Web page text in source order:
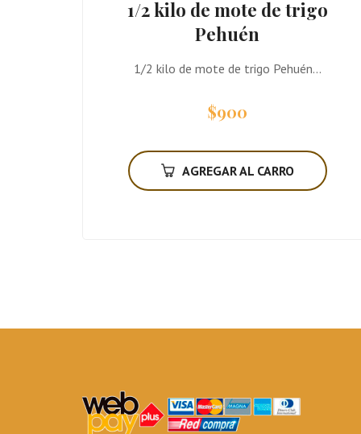
1/2 kilo de mote de trigo
Pehuén
1/2 kilo de mote de trigo Pehuén...
$900
AGREGAR AL CARRO